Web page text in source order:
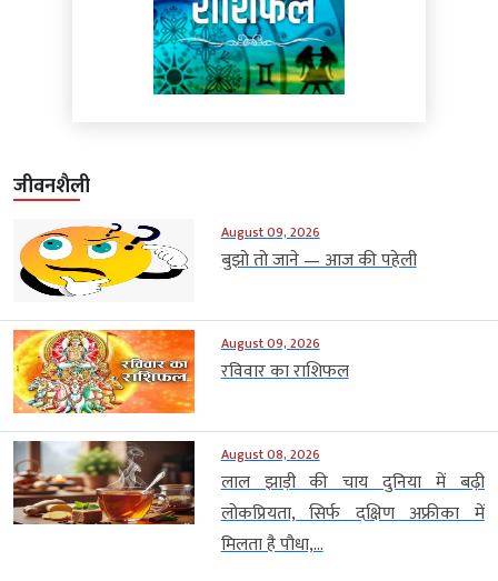
जीवनशैली
August 09, 2026
बुझो तो जाने — आज की पहेली
August 09, 2026
रविवार का राशिफल
August 08, 2026
लाल झाड़ी की चाय दुनिया में बढ़ी
लोकप्रियता, सिर्फ दक्षिण अफ्रीका में
मिलता है पौधा,...